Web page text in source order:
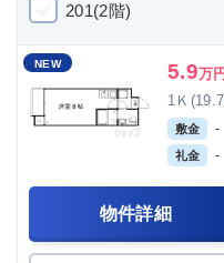
201(2階)
NEW 5.9万円
1Ｋ
敷金 -
礼金 -
物件詳細